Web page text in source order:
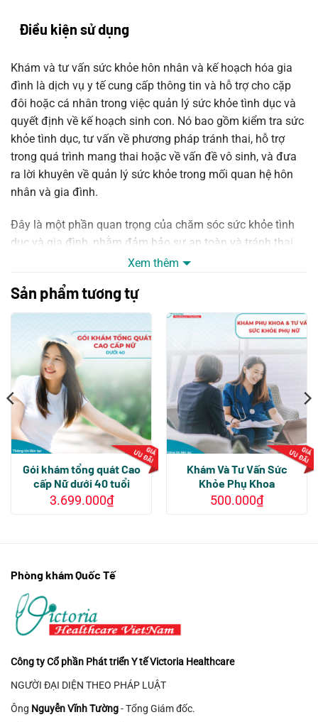
Điều kiện sử dụng
Khám và tư vấn sức khỏe hôn nhân và kế hoạch hóa gia
đình là dịch vụ y tế cung cấp thông tin và hỗ trợ cho cặp
đôi hoặc cá nhân trong việc quản lý sức khỏe tình dục và
quyết định về kế hoạch sinh con. Nó bao gồm kiểm tra sức
khỏe tình dục, tư vấn về phương pháp tránh thai, hỗ trợ
trong quá trình mang thai hoặc về vấn đề vô sinh, và đưa
ra lời khuyên về quản lý sức khỏe trong mối quan hệ hôn
nhân và gia đình.
Đây là một phần quan trọng của chăm sóc sức khỏe tình
dục và gia đình, nhằm đảm bảo sự an toàn và tránh thai
hiệu quả, cũng như hỗ trợ sự lựa chọn cá nhân về kế hoạch
Xem thêm
Sản phẩm tương tự
Gói khám tổng quát Cao
cấp Nữ dưới 40 tuổi
3.699.000₫
nhiều
Các
tùy
có
được
chọn
Khám Và Tư Vấn Sức
Khỏe Phụ Khoa
500.000₫
Phòng khám Quốc Tế
Công ty Cổ phần Phát triển Y tế Victoria Healthcare
NGƯỜI ĐẠI DIỆN THEO PHÁP LUẬT
Ông Nguyễn Vĩnh Tường- Tổng Giám đốc.